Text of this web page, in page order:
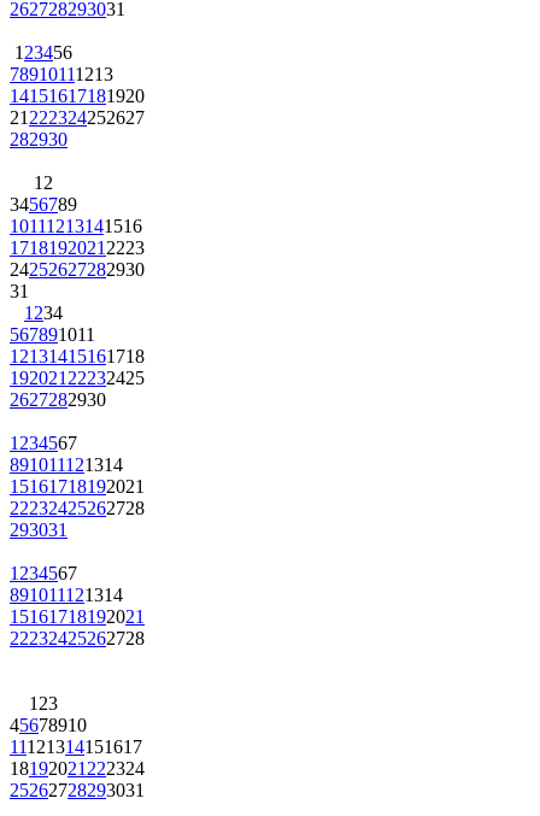
7891011
141516171819
21222324252627
28 2930
567
10111213
17181920212223
2425262728 2930
31
1
678910
1213141516
19202122232425
262728 2930
8 9101112
151617181920
22232425262728
293031
8 9101112
151617181920
22232425262728
6 78
1112131415
18192021222324
25262728 293031